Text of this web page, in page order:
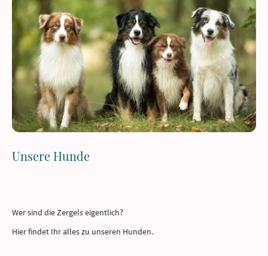
Unsere Hunde
Wer sind die Zergels eigentlich?
Hier findet Ihr alles zu unseren Hunden.